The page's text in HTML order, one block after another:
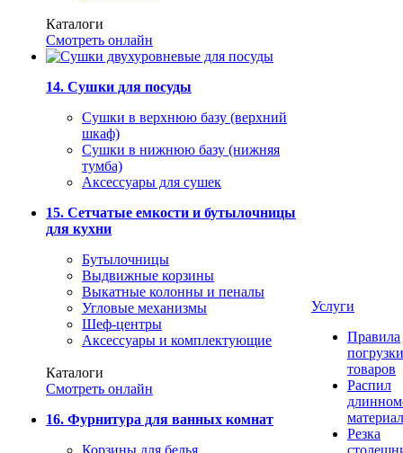
Каталоги
Смотреть онлайн
14. Сушки для посуды
Сушки в верхнюю базу (верхний
шкаф)
Сушки в нижнюю базу (нижняя
тумба)
Аксессуары для сушек
15. Сетчатые емкости и бутылочницы
для кухни
Бутылочницы
Выдвижные корзины
Выкатные колонны и пеналы
Угловые механизмы
Шеф-центры
Аксессуары и комплектующие
Каталоги
Смотреть онлайн
16. Фурнитура для ванных комнат
Корзины для белья
Услуги
Правила
погрузки
товаров
Распил
Резка